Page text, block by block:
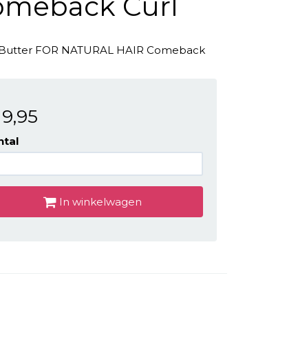
FOR NATURAL HAIR Comeback
,95
In winkelwagen